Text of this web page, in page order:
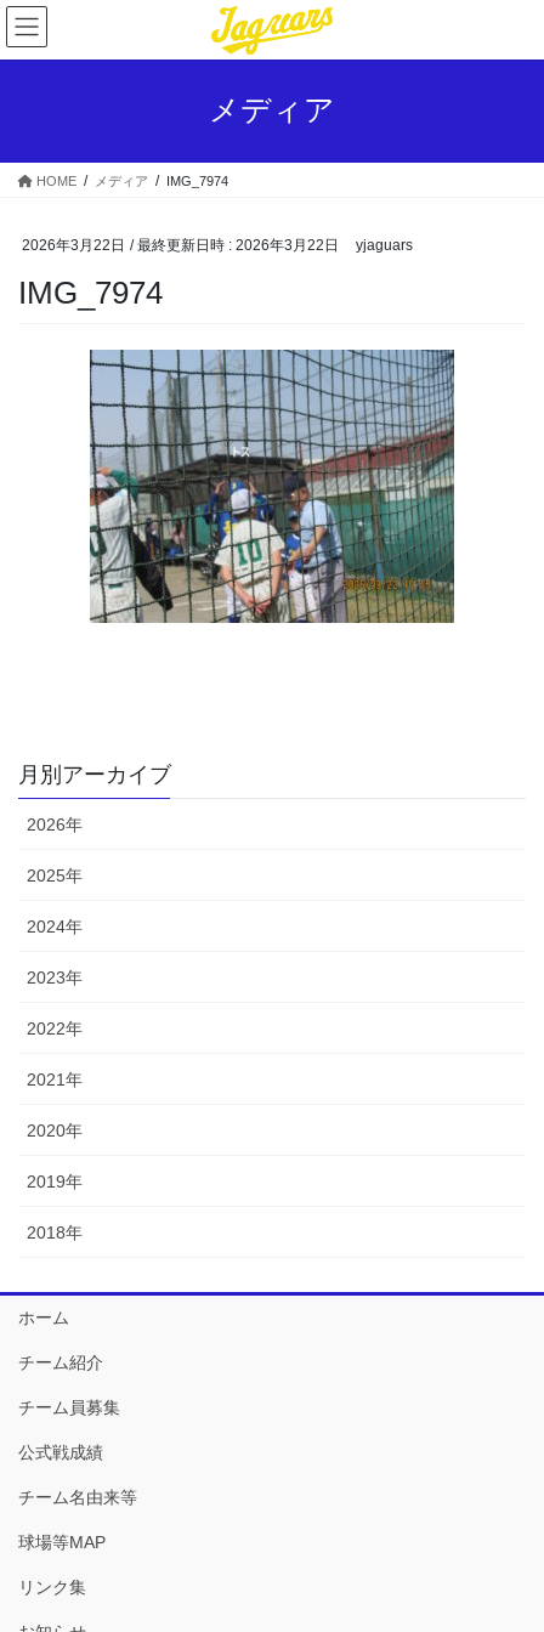
コ
ン
テ
ス
ナ
ビ
ゲ
ン
メディア
HOME メディア IMG_7974
2026年3月22日 / 最終更新日時 : 2026年3月22日 yjaguars
IMG_7974
月別アーカイブ
2026年
2025年
2024年
2023年
2022年
2021年
2020年
2019年
2018年
ホーム
チーム紹介
チーム員募集
公式戦成績
チーム名由来等
球場等MAP
リンク集